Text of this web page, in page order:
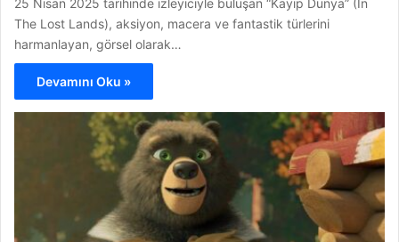
The Lost Lands), aksiyon, macera ve fantastik türlerini
harmanlayan, görsel olarak…
Devamını Oku »